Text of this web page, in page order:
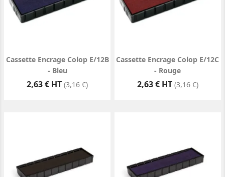
Cassette Encrage Colop E/12B
- Bleu
Prix
2,63 € HT (3,16 €)
Cassette Encrage Colop E/12C
- Rouge
Prix
2,63 € HT (3,16 €)